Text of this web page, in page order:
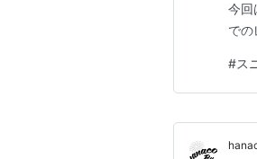
今回
での
#ス